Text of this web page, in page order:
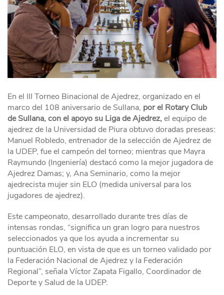
En el III Torneo Binacional de Ajedrez, organizado en el
marco del 108 aniversario de Sullana, por el Rotary Club
de Sullana, con el apoyo su Liga de Ajedrez,el equipo de
ajedrez de la Universidad de Piura obtuvo doradas preseas:
Manuel Robledo, entrenador de la selección de Ajedrez de
la UDEP, fue el campeón del torneo; mientras que Mayra
Raymundo (Ingeniería) destacó como la mejor jugadora de
Ajedrez Damas; y, Ana Seminario, como la mejor
ajedrecista mujer sin ELO (medida universal para los
jugadores de ajedrez).
Este campeonato, desarrollado durante tres días de
intensas rondas, “significa un gran logro para nuestros
seleccionados ya que los ayuda a incrementar su
puntuación ELO, en vista de que es un torneo validado por
la Federación Nacional de Ajedrez y la Federación
Regional”, señala Víctor Zapata Figallo, Coordinador de
Deporte y Salud de la UDEP.